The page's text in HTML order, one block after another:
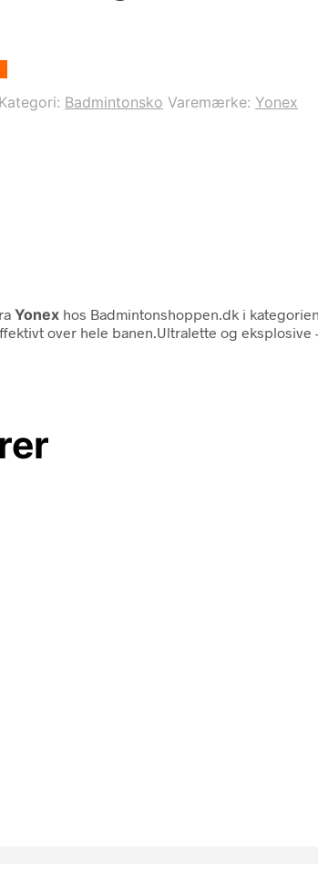
Kategori: Badmintonsko Varemærke: Yonex
Yonex hos Badmintonshoppen.dk i kategorien
over hele banen.Ultralette og